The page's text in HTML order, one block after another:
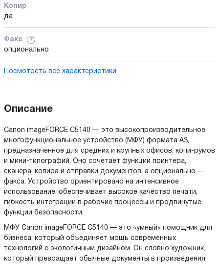
Копир
да
Факс ?
опционально
Посмотреть все характеристики
Описание
Canon imageFORCE C5140 — это высокопроизводительное
многофункциональное устройство (МФУ) формата A3,
предназначенное для средних и крупных офисов, копи-румов
и мини-типографий. Оно сочетает функции принтера,
сканера, копира и отправки документов, а опционально —
факса. Устройство ориентировано на интенсивное
использование, обеспечивает высокое качество печати,
гибкость интеграции в рабочие процессы и продвинутые
функции безопасности.
МФУ Canon imageFORCE C5140 — это «умный» помощник для
бизнеса, который объединяет мощь современных
технологий с экологичным дизайном. Он словно художник,
который превращает обычные документы в произведения